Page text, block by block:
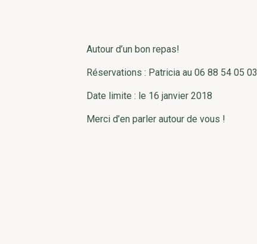
Autour d’un bon repas!
Réservations : Patricia au 06 88 54 05 03
Date limite : le 16 janvier 2018
Merci d’en parler autour de vous !